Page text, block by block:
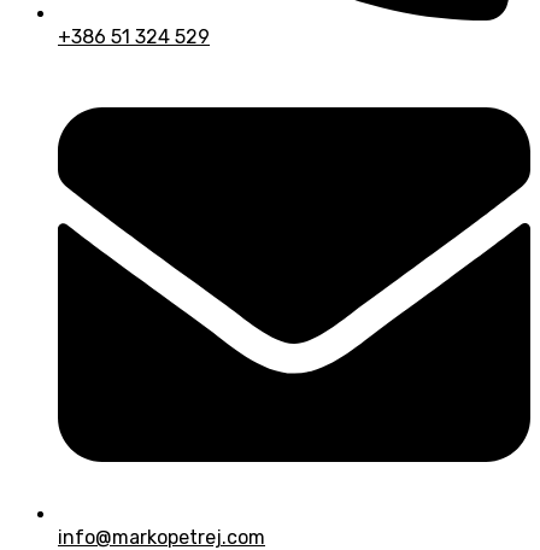
+386 51 324 529
info@markopetrej.com